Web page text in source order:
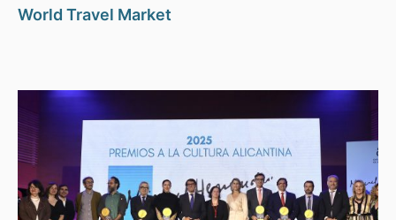
World Travel Market